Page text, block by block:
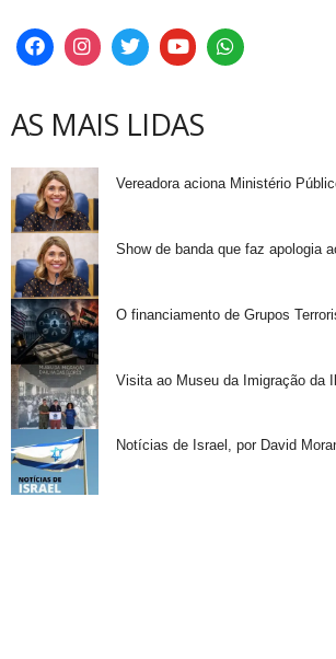
AS MAIS LIDAS
Vereadora aciona Ministério
Show de banda que faz apologia
O financiamento de Grupos
Visita ao Museu da Imigração da
Notícias de Israel, por David